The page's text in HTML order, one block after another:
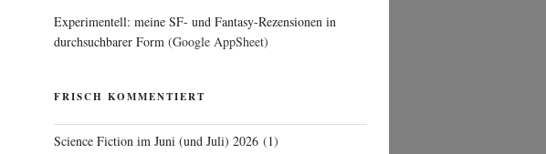
Experimentell: meine SF- und Fantasy-Rezensionen in
durchsuchbarer Form (Google AppSheet)
FRISCH KOMMENTIERT
Science Fiction im Juni (und Juli) 2026 (1)